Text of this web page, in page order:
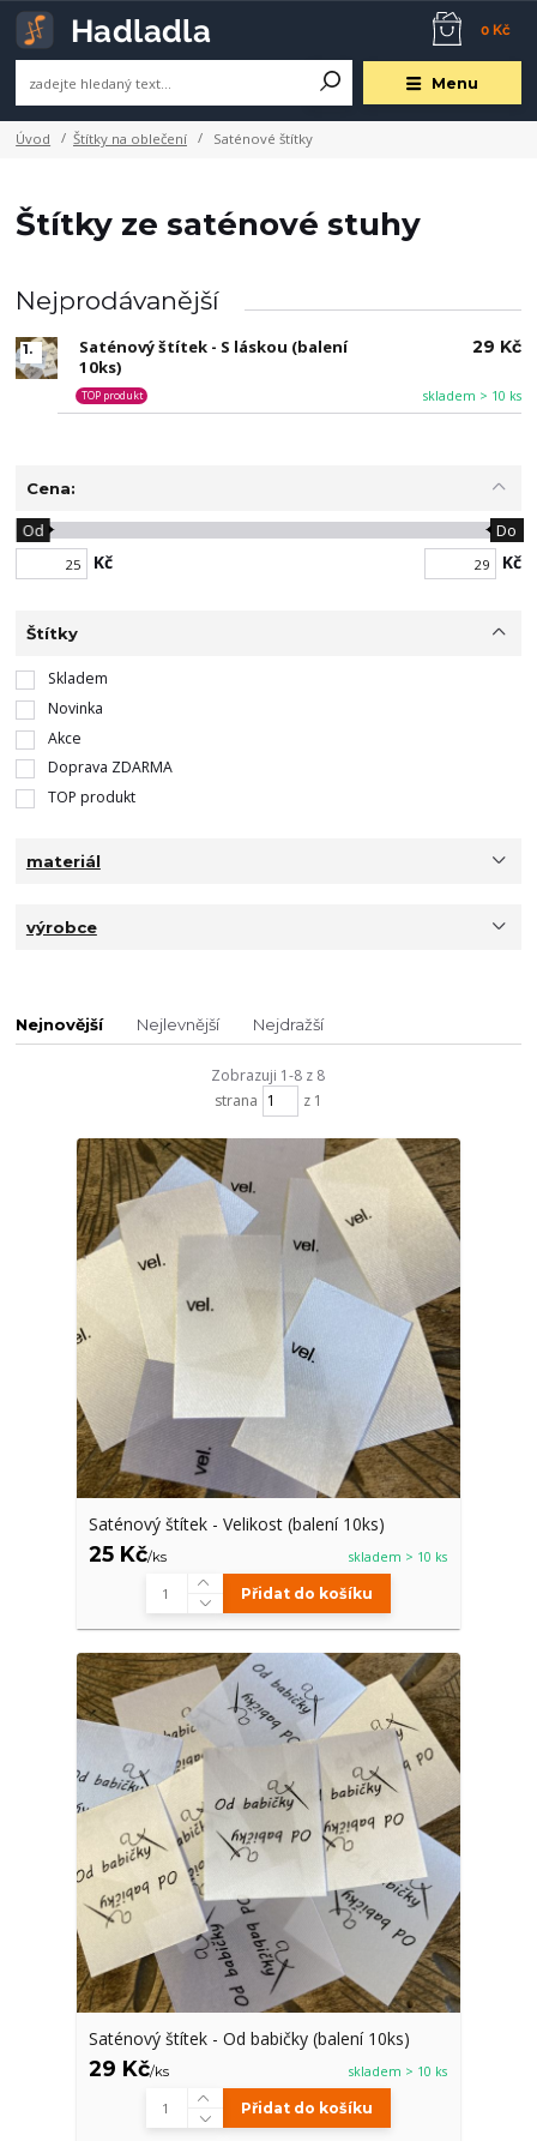
Menu
0 Kč
Úvod Štítky na oblečení Saténové štítky
Štítky ze saténové stuhy
Nejprodávanější
1.
Saténový štítek - S láskou (balení
10ks)
skladem > 10 ks
TOP produkt
29 Kč
Cena:
Kč
Od Do
Kč
Štítky
Skladem
Novinka
Akce
Doprava ZDARMA
TOP produkt
materiál
výrobce
Nejnovější Nejlevnější Nejdražší
Zobrazuji 1-8 z 8
strana
z 1
Saténový štítek - Velikost (balení 10ks)
25 Kč/ks skladem > 10 ks
Přidat do košíku
Saténový štítek - Od babičky (balení 10ks)
29 Kč/ks skladem > 10 ks
Přidat do košíku